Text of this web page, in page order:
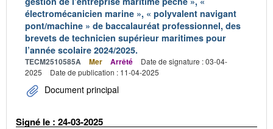
électromécanicien marine », « polyvalent navigant
pont/machine » de baccalauréat professionnel, des
brevets de technicien supérieur maritimes pour
l’année scolaire 2024/2025.
TECM2510585A Mer Arrêté
Date de signature : 03-04-
2025
Date de publication : 11-04-2025
Document principal
Signé le : 24-03-2025